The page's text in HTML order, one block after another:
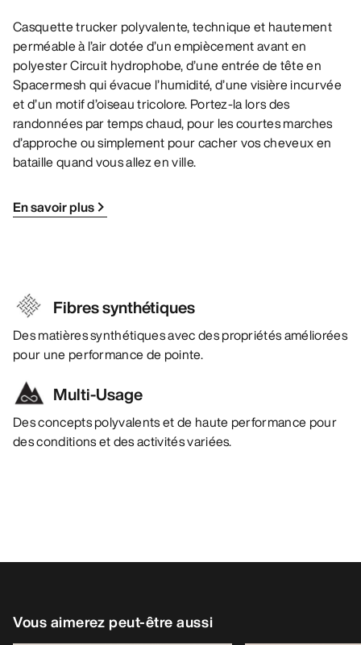
Casquette trucker polyvalente, technique et hautement
perméable à l’air dotée d’un empiècement avant en
polyester Circuit hydrophobe, d’une entrée de tête en
Spacermesh qui évacue l’humidité, d’une visière incurvée
et d’un motif d’oiseau tricolore. Portez-la lors des
randonnées par temps chaud, pour les courtes marches
d’approche ou simplement pour cacher vos cheveux en
bataille quand vous allez en ville.
En savoir plus
Fibres synthétiques
Des matières synthétiques avec des propriétés améliorées
pour une performance de pointe.
Multi-Usage
Des concepts polyvalents et de haute performance pour
des conditions et des activités variées.
Vous aimerez peut-être aussi